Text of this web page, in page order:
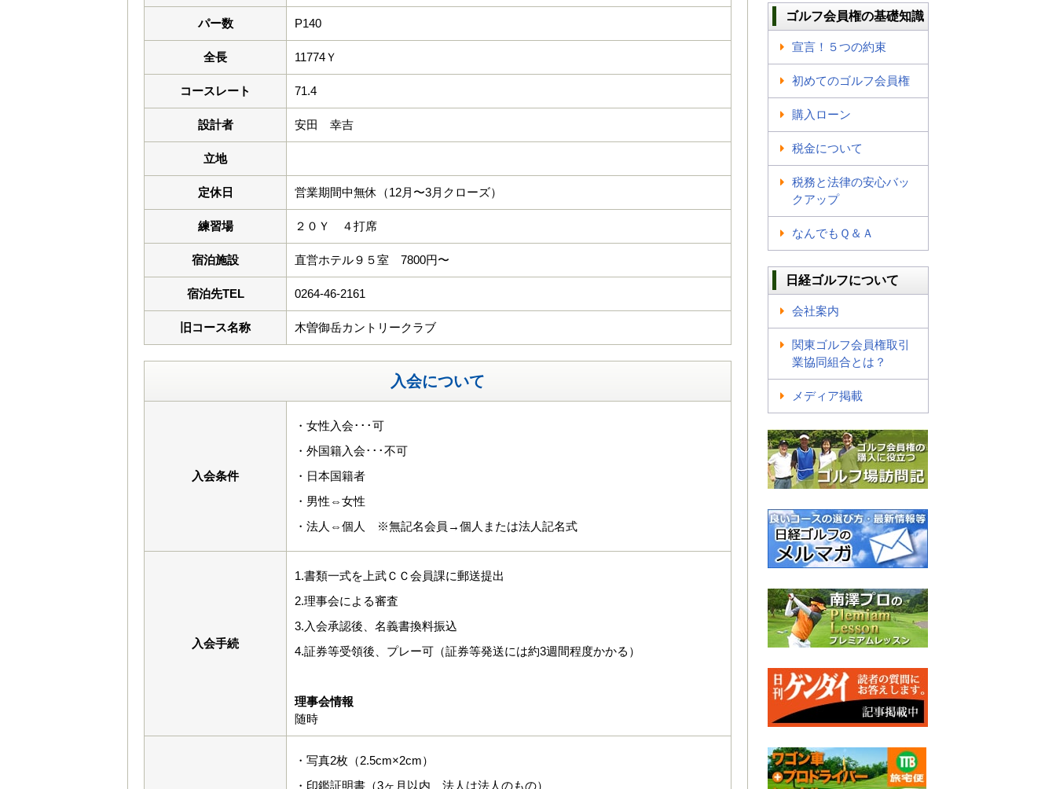
パー数 P140
全長 11774Ｙ
コースレート 71.4
設計者 安田 幸吉
立地
定休日 営業期間中無休（12月〜3月クローズ）
練習場 ２０Ｙ ４打席
宿泊施設 直営ホテル９５室 7800円〜
宿泊先TEL 0264-46-2161
旧コース名称 木曽御岳カントリークラブ
入会について
入会条件
・女性入会･･･可
・外国籍入会･･･不可
・日本国籍者
・男性⇔女性
・法人⇔個人 ※無記名会員→個人または法人記名式
入会手続
1.書類一式を上武ＣＣ会員課に郵送提出
2.理事会による審査
3.入会承認後、名義書換料振込
4.証券等受領後、プレー可（証券等発送には約3週間程度かかる）
理事会情報
随時
・写真2枚（2.5cm×2cm）
・印鑑証明書（3ヶ月以内 法人は法人のもの）
ゴルフ会員権の基礎知識
宣言！５つの約束
初めてのゴルフ会員権
購入ローン
税金について
税務と法律の安心バッ
クアップ
なんでもＱ＆Ａ
日経ゴルフについて
会社案内
関東ゴルフ会員権取引
業協同組合とは？
メディア掲載